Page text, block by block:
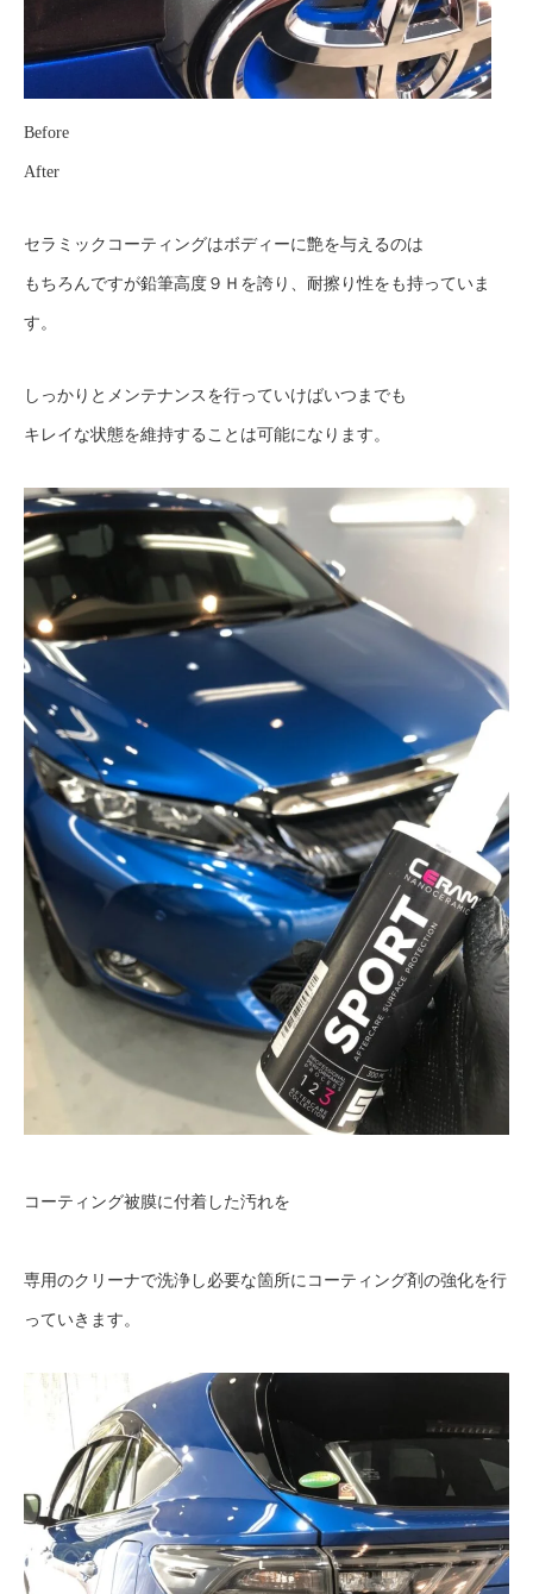
Before
After
セラミックコーティングはボディーに艶を与えるのは
もちろんですが鉛筆高度９Ｈを誇り、耐擦り性をも持っていま
す。
しっかりとメンテナンスを行っていけばいつまでも
キレイな状態を維持することは可能になります。
コーティング被膜に付着した汚れを
専用のクリーナで洗浄し必要な箇所にコーティング剤の強化を行
っていきます。